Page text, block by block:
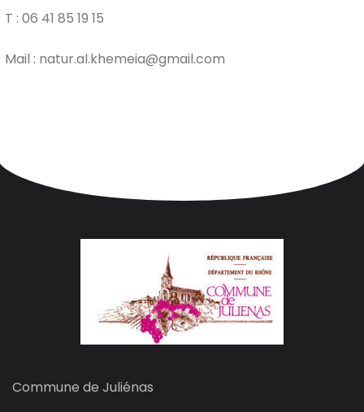
T : 06 41 85 19 15
Mail : natur.al.khemeia@gmail.com
Commune de Juliénas